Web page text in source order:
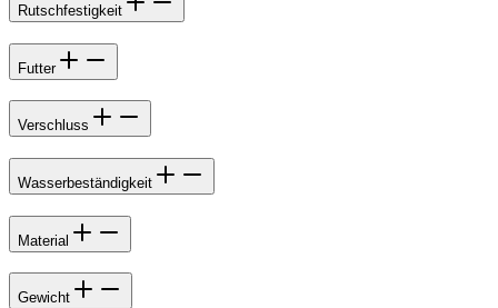
Rutschfestigkeit
Futter
Verschluss
Wasserbeständigkeit
Material
Gewicht